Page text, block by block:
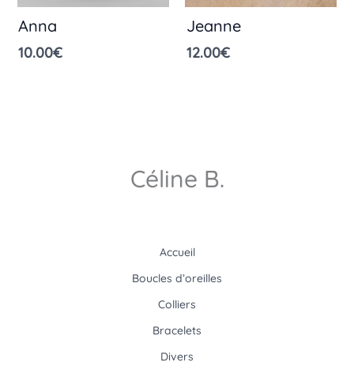
Anna
10.00€
Jeanne
12.00€
Céline B.
Accueil
Boucles d’oreilles
Colliers
Bracelets
Divers